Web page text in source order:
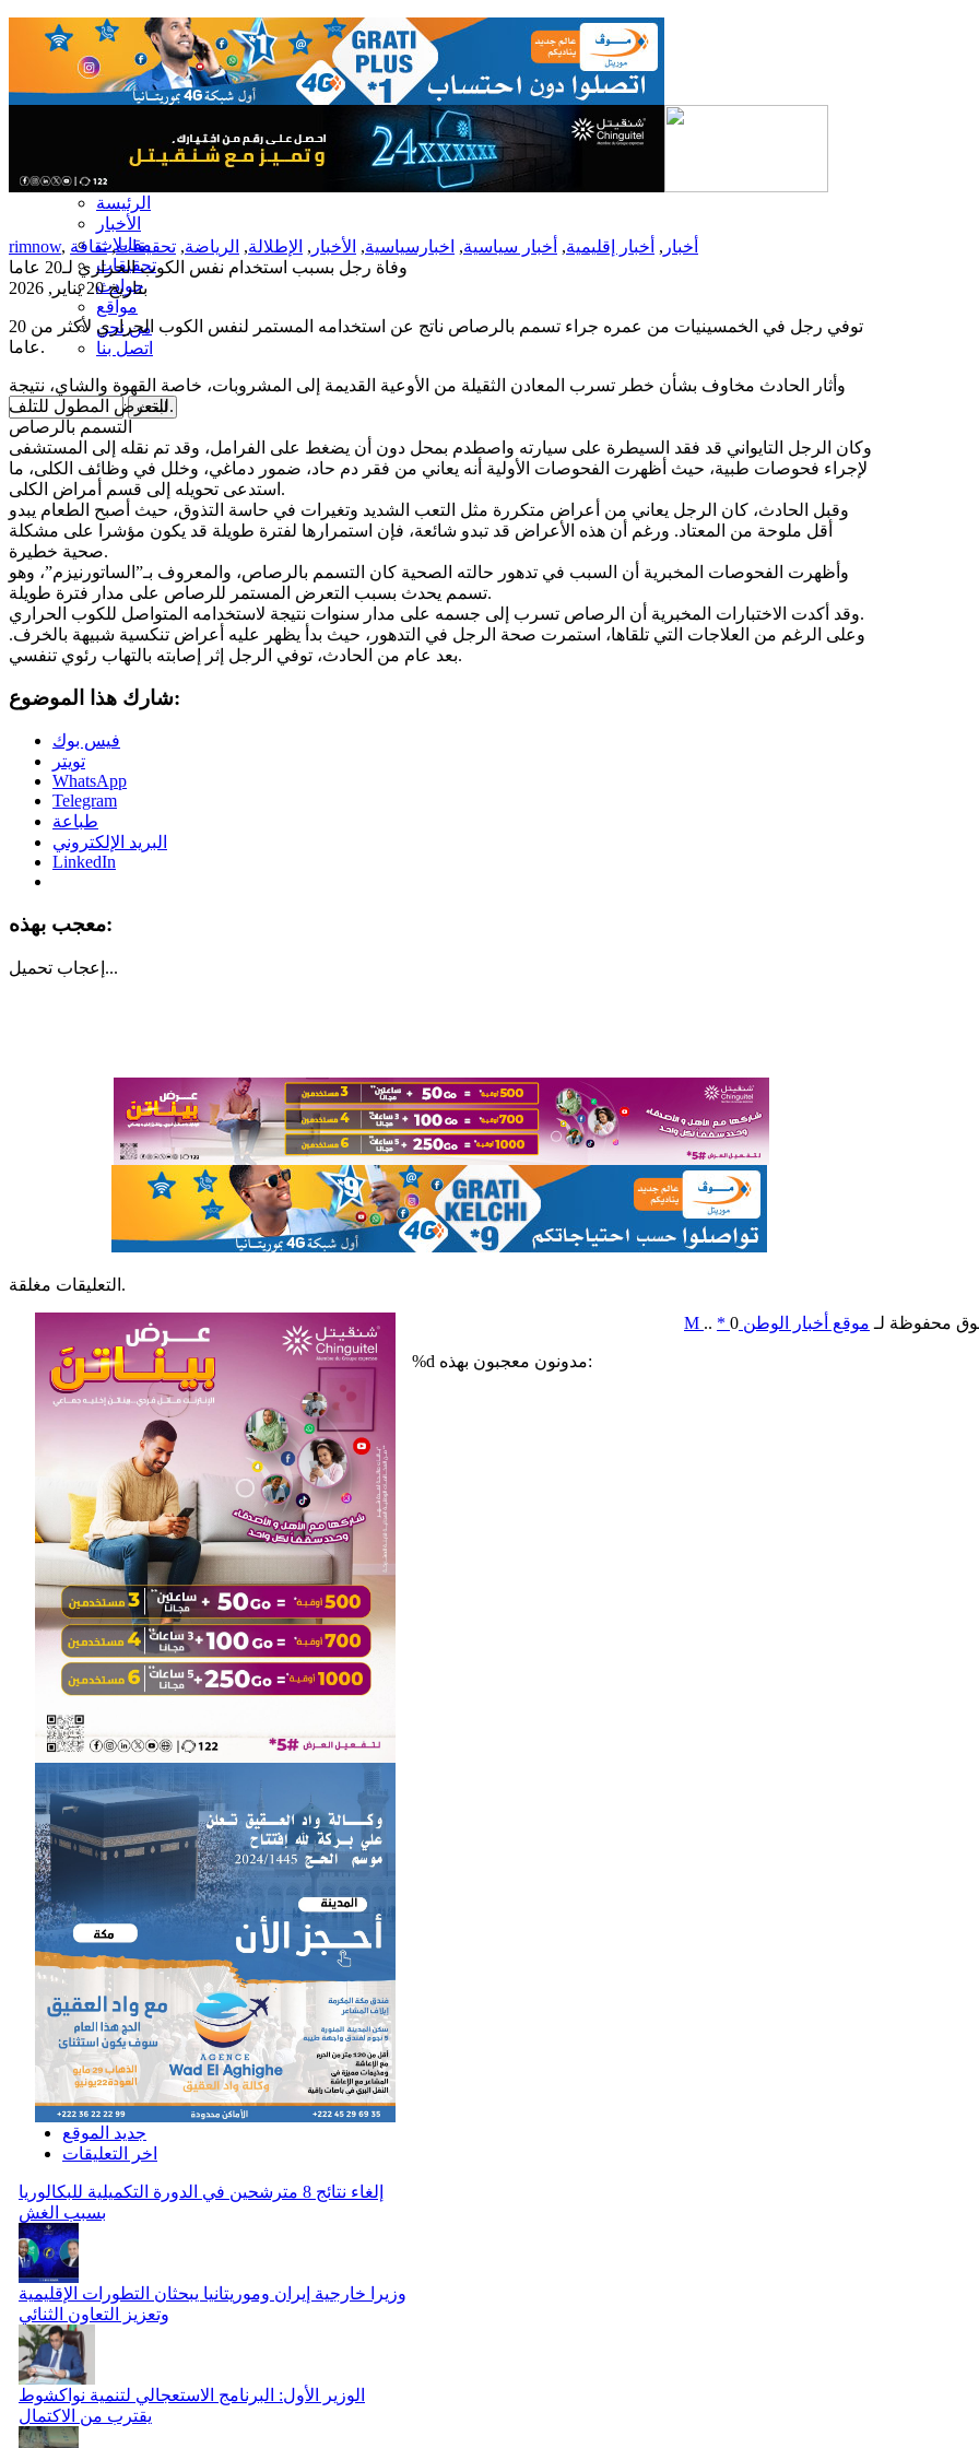
الرئيسة
الأخبار
مقابلات
تحقيقات
حوادث
مواقع
من نحن
اتصل بنا
rimnow, أخبار , أخبار إقليمية, أخبار سياسية, اخبارسياسية, الأخبار , الإطلالة, الرياضة, تحقيقات,ثقافة
وفاة رجل بسبب استخدام نفس الكوب الحراري لـ20 عاما
بتاريخ 20 يناير, 2026
توفي رجل في الخمسينيات من عمره جراء تسمم بالرصاص ناتج عن استخدامه المستمر لنفس الكوب الحراري لأكثر من 20
عاما.
وأثار الحادث مخاوف بشأن خطر تسرب المعادن الثقيلة من الأوعية القديمة إلى المشروبات، خاصة القهوة والشاي، نتيجة
للتعرض المطول للتلف.
التسمم بالرصاص
وكان الرجل التايواني قد فقد السيطرة على سيارته واصطدم بمحل دون أن يضغط على الفرامل، وقد تم نقله إلى المستشفى
لإجراء فحوصات طبية، حيث أظهرت الفحوصات الأولية أنه يعاني من فقر دم حاد، ضمور دماغي، وخلل في وظائف الكلى، ما
استدعى تحويله إلى قسم أمراض الكلى.
وقبل الحادث، كان الرجل يعاني من أعراض متكررة مثل التعب الشديد وتغيرات في حاسة التذوق، حيث أصبح الطعام يبدو
أقل ملوحة من المعتاد. ورغم أن هذه الأعراض قد تبدو شائعة، فإن استمرارها لفترة طويلة قد يكون مؤشرا على مشكلة
صحية خطيرة.
وأظهرت الفحوصات المخبرية أن السبب في تدهور حالته الصحية كان التسمم بالرصاص، والمعروف بـ”الساتورنيزم”، وهو
تسمم يحدث بسبب التعرض المستمر للرصاص على مدار فترة طويلة.
وقد أكدت الاختبارات المخبرية أن الرصاص تسرب إلى جسمه على مدار سنوات نتيجة لاستخدامه المتواصل للكوب الحراري.
وعلى الرغم من العلاجات التي تلقاها، استمرت صحة الرجل في التدهور، حيث بدأ يظهر عليه أعراض تنكسية شبيهة بالخرف.
بعد عام من الحادث، توفي الرجل إثر إصابته بالتهاب رئوي تنفسي.
شارك هذا الموضوع:
فيس بوك
تويتر
WhatsApp
Telegram
طباعة
البريد الإلكتروني
LinkedIn
معجب بهذه:
إعجاب تحميل...
التعليقات مغلقة.
جديد الموقع
اخر التعليقات
إلغاء نتائج 8 مترشحين في الدورة التكميلية للبكالوريا
بسبب الغش
وزيرا خارجية إيران وموريتانيا يبحثان التطورات الإقليمية
وتعزيز التعاون الثنائي
الوزير الأول: البرنامج الاستعجالي لتنمية نواكشوط
يقترب من الاكتمال
M .. * محفوظة لـ موقع أخبار الوطن 0
%d مدونون معجبون بهذه: